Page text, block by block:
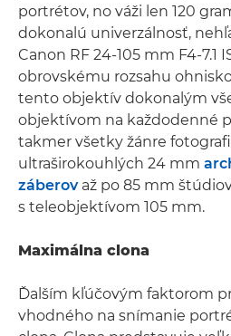
portrétov, no váži len 120
dokonalú univerzálnosť,
Canon RF 24-105 mm F4-7.1
obrovskému rozsahu
tento objektív dokonalým
objektívom na každodenné
takmer všetky žánre
ultraširokouhlých 24 mm
záberovaž po 85 mm
s teleobjektívom 105 mm.
Maximálna clona
Ďalším kľúčovým faktorom
vhodného na snímanie